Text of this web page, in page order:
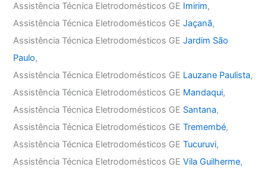
Assistência Técnica Eletrodomésticos GE Imirim,
Assistência Técnica Eletrodomésticos GEJaçanã,
Assistência Técnica Eletrodomésticos GEJardim São
Paulo,
Assistência Técnica Eletrodomésticos GE Lauzane Paulista,
Assistência Técnica Eletrodomésticos GE Mandaqui,
Assistência Técnica Eletrodomésticos GE Santana,
Assistência Técnica Eletrodomésticos GETremembé,
Assistência Técnica Eletrodomésticos GETucuruvi,
Assistência Técnica Eletrodomésticos GEVila Guilherme,